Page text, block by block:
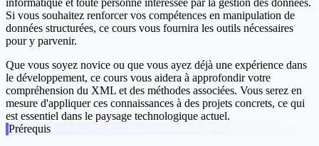
informatique et toute personne intéressée par la gestion des données.
Si vous souhaitez renforcer vos compétences en manipulation de
données structurées, ce cours vous fournira les outils nécessaires
pour y parvenir.
Que vous soyez novice ou que vous ayez déjà une expérience dans
le développement, ce cours vous aidera à approfondir votre
compréhension du XML et des méthodes associées. Vous serez en
mesure d'appliquer ces connaissances à des projets concrets, ce qui
est essentiel dans le paysage technologique actuel.
Prérequis